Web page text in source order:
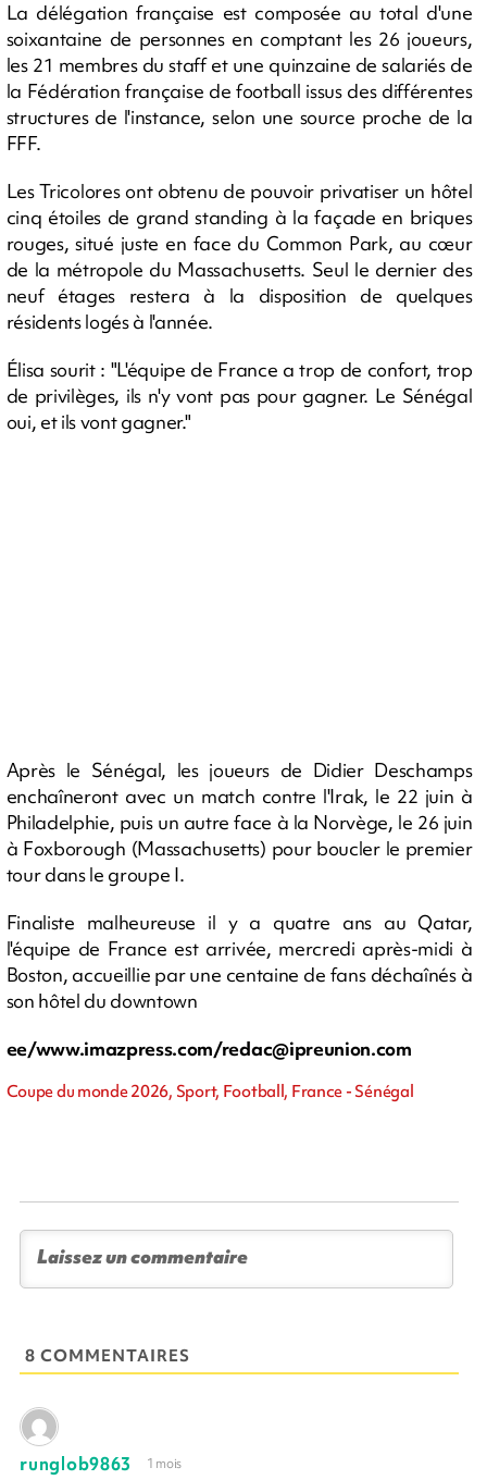
La délégation française est composée au total d'une
soixantaine de personnes en comptant les 26 joueurs,
les 21 membres du staff et une quinzaine de salariés de
la Fédération française de football issus des différentes
structures de l'instance, selon une source proche de la
FFF.
Les Tricolores ont obtenu de pouvoir privatiser un hôtel
cinq étoiles de grand standing à la façade en briques
rouges, situé juste en face du Common Park, au cœur
de la métropole du Massachusetts. Seul le dernier des
neuf étages restera à la disposition de quelques
résidents logés à l'année.
Élisa sourit : "L'équipe de France a trop de confort, trop
de privilèges, ils n'y vont pas pour gagner. Le Sénégal
oui, et ils vont gagner."
Après le Sénégal, les joueurs de Didier Deschamps
enchaîneront avec un match contre l'Irak, le 22 juin à
Philadelphie, puis un autre face à la Norvège, le 26 juin
à Foxborough (Massachusetts) pour boucler le premier
tour dans le groupe I.
Finaliste malheureuse il y a quatre ans au Qatar,
l'équipe de France est arrivée, mercredi après-midi à
Boston, accueillie par une centaine de fans déchaînés à
son hôtel du downtown
ee/www.imazpress.com/redac@ipreunion.com
Coupe du monde 2026, Sport, Football, France - Sénégal
8 COMMENTAIRES
runglob9863 1 mois